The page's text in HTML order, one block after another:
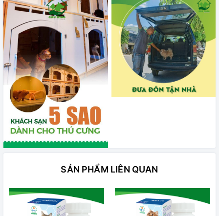
SẢN PHẨM LIÊN QUAN